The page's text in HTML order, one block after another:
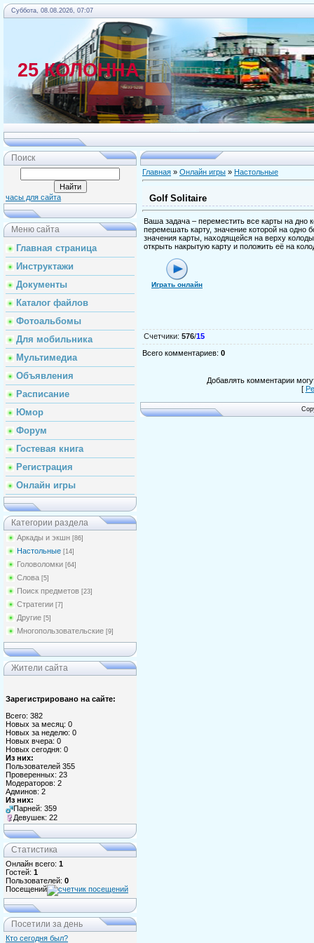
Суббота, 08.08.2026, 07:07
25 КОЛОННА
Поиск
часы для сайта
Меню сайта
Главная страница
Инструктажи
Документы
Каталог файлов
Фотоальбомы
Для мобильника
Мультимедиа
Объявления
Расписание
Юмор
Форум
Гостевая книга
Регистрация
Онлайн игры
Категории раздела
Аркады и экшн [86]
Настольные [14]
Головоломки [64]
Слова [5]
Поиск предметов [23]
Стратегии [7]
Другие [5]
Многопользовательские [9]
Жители сайта
Зарегистрировано на сайте:
Всего: 382
Новых за месяц: 0
Новых за неделю: 0
Новых вчера: 0
Новых сегодня: 0
Из них:
Пользователей 355
Проверенных: 23
Модераторов: 2
Админов: 2
Из них:
Парней: 359
Девушек: 22
Статистика
Онлайн всего: 1
Гостей: 1
Пользователей: 0
Посещений
Посетили за день
Кто сегодня был?
Главная » Онлайн игры » Настольные
Golf Solitaire
Ваша задача – переместить все карты на дно
перемешать карту, значение которой на одно
значения карты, находящейся на верху
открыть накрытую карту и положить её на
Играть онлайн
Счетчики: 576/15
Всего комментариев: 0
Добавлять комментарии
[